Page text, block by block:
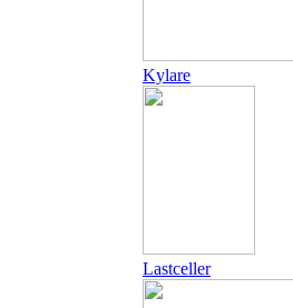
Kylare
Lastceller